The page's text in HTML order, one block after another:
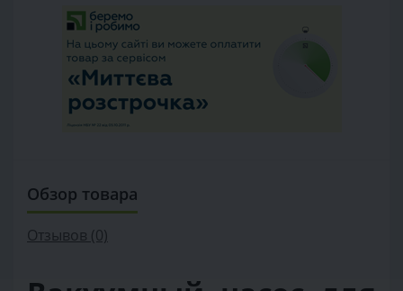
Обзор товара
Отзывов (0)